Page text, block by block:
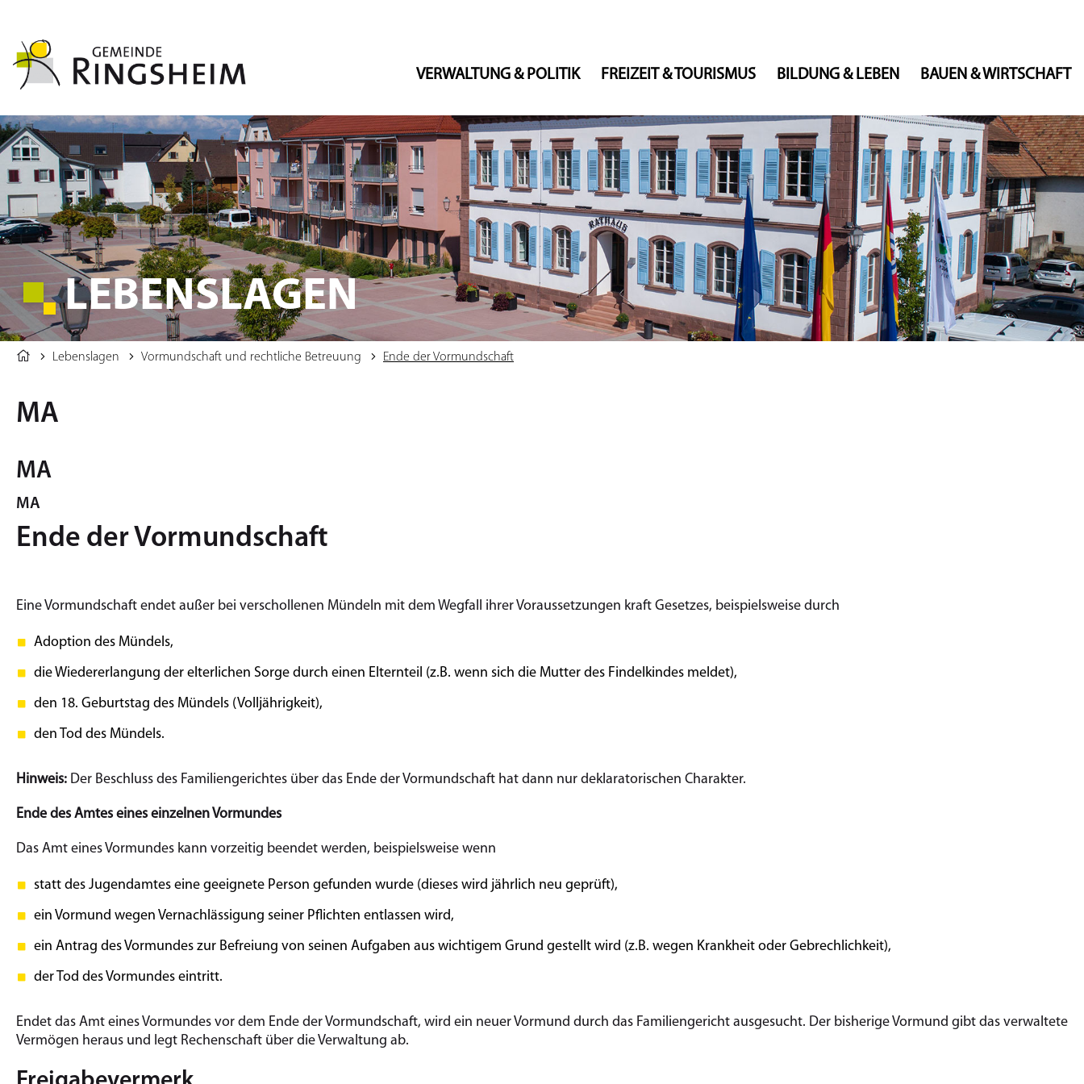
VERWALTUNG & POLITIK FREIZEIT & TOURISMUS BILDUNG & LEBEN BAUEN & WIRTSCHAFT
LEBENSLAGEN
Lebenslagen Vormundschaft und rechtliche Betreuung Ende der Vormundschaft
MA
MA
MA
Ende der Vormundschaft
Eine Vormundschaft endet außer bei verschollenen Mündeln mit dem Wegfall ihrer Voraussetzungen kraft Gesetzes, beispielsweise durch
Adoption des Mündels,
die Wiedererlangung der elterlichen Sorge durch einen Elternteil (z.B. wenn sich die Mutter des Findelkindes meldet),
den 18. Geburtstag des Mündels (Volljährigkeit),
den Tod des Mündels.
Hinweis: Der Beschluss des Familiengerichtes über das Ende der Vormundschaft hat dann nur deklaratorischen Charakter.
Ende des Amtes eines einzelnen Vormundes
Das Amt eines Vormundes kann vorzeitig beendet werden, beispielsweise wenn
statt des Jugendamtes eine geeignete Person gefunden wurde (dieses wird jährlich neu geprüft),
ein Vormund wegen Vernachlässigung seiner Pflichten entlassen wird,
ein Antrag des Vormundes zur Befreiung von seinen Aufgaben aus wichtigem Grund gestellt wird (z.B. wegen Krankheit oder Gebrechlichkeit),
der Tod des Vormundes eintritt.
Endet das Amt eines Vormundes vor dem Ende der Vormundschaft, wird ein neuer Vormund durch das Familiengericht ausgesucht. Der bisherige Vormund gibt das verwaltete
Vermögen heraus und legt Rechenschaft über die Verwaltung ab.